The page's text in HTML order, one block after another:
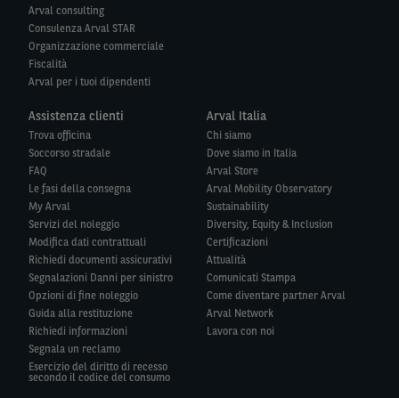
Arval consulting
Consulenza Arval STAR
Organizzazione commerciale
Fiscalità
Arval per i tuoi dipendenti
Assistenza clienti
Trova officina
Soccorso stradale
FAQ
Le fasi della consegna
My Arval
Servizi del noleggio
Modifica dati contrattuali
Richiedi documenti assicurativi
Segnalazioni Danni per sinistro
Opzioni di fine noleggio
Guida alla restituzione
Richiedi informazioni
Segnala un reclamo
Esercizio del diritto di recesso
secondo il codice del consumo
Arval Italia
Chi siamo
Dove siamo in Italia
Arval Store
Arval Mobility Observatory
Sustainability
Diversity, Equity & Inclusion
Certificazioni
Attualità
Comunicati Stampa
Come diventare partner Arval
Arval Network
Lavora con noi